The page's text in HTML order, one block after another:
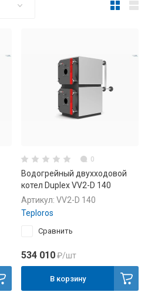
0
Водогрейный двухходовой
котел Duplex VV2-D 140
Артикул: VV2-D 140
Teploros
Сравнить
534 010₽/шт
В корзину